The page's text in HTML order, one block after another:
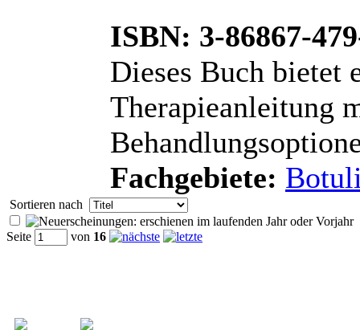
ISBN: 3-86867-
Dieses Buch bietet
Therapieanleitung
Fachgebiete:
Sortieren nach
Seite von 16